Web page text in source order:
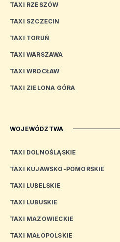
TAXI RZESZÓW
TAXI SZCZECIN
TAXI TORUŃ
TAXI WARSZAWA
TAXI WROCŁAW
TAXI ZIELONA GÓRA
WOJEWÓDZTWA
TAXI DOLNOŚLĄSKIE
TAXI KUJAWSKO-POMORSKIE
TAXI LUBELSKIE
TAXI LUBUSKIE
TAXI MAZOWIECKIE
TAXI MAŁOPOLSKIE